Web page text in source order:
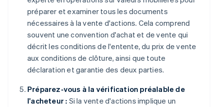
préparer et examiner tous les documents
nécessaires à la vente d'actions. Cela comprend
souvent une convention d'achat et de vente qui
décrit les conditions de l'entente, du prix de vente
aux conditions de clôture, ainsi que toute
déclaration et garantie des deux parties.
Préparez-vous à la vérification préalable de
l'acheteur : Si la vente d'actions implique un